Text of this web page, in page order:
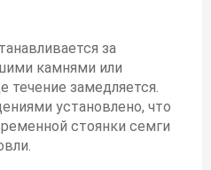
за
камнями или
течение замедляется.
установлено, что
стоянки семги